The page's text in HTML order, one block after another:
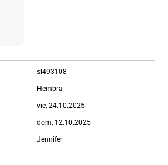
sl493108
Hembra
vie, 24.10.2025
dom, 12.10.2025
Jennifer